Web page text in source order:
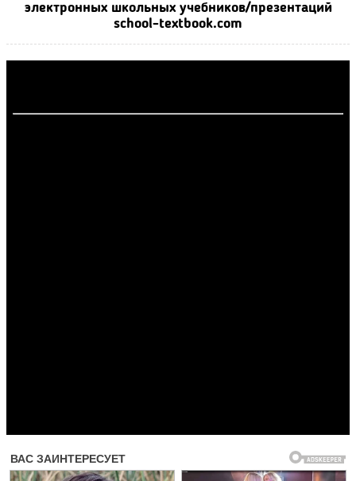
электронных школьных учебников/презентаций
school-textbook.com